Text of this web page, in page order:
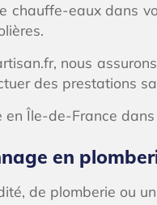
chauffe-eaux dans
nous
des prestations
en Île-de-France
en
de plomberie ou